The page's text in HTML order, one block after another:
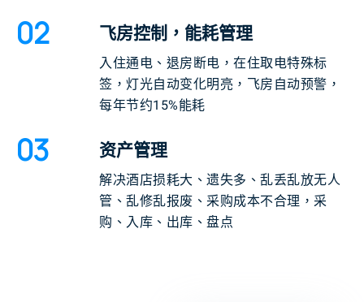
02 飞房控制，能耗管理
入住通电、退房断电，在住取电特殊标
签，灯光自动变化明亮，飞房自动预警，
每年节约15%能耗
03 资产管理
解决酒店损耗大、遗失多、乱丢乱放无人
管、乱修乱报废、采购成本不合理，采
购、入库、出库、盘点